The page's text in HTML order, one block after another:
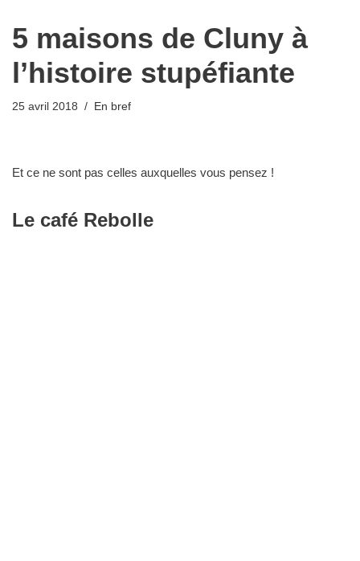
5 maisons de Cluny à
l’histoire stupéfiante
25 avril 2018 En bref
Et ce ne sont pas celles auxquelles vous pensez !
Le café Rebolle